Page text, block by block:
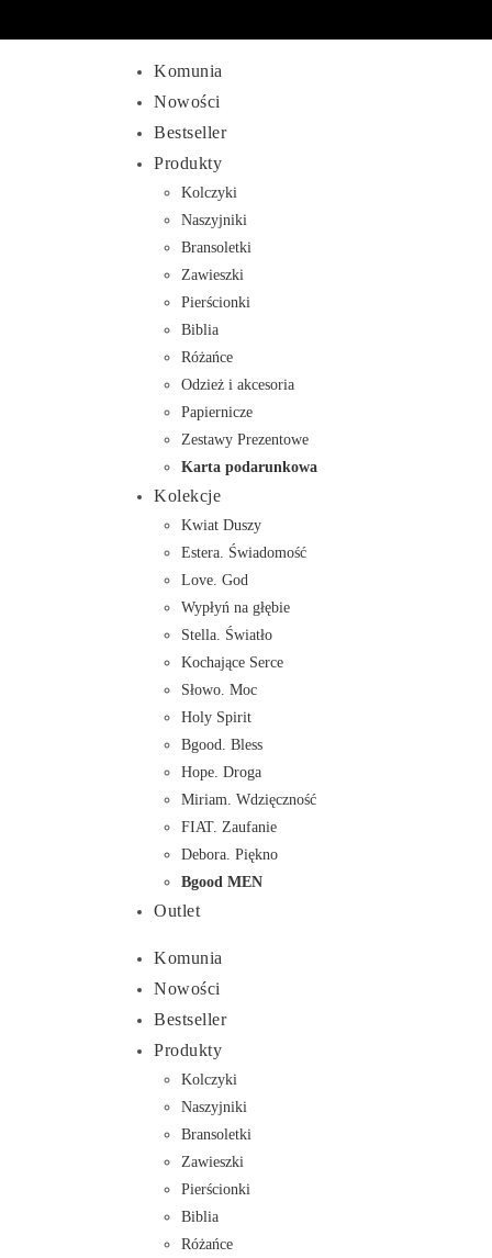
Komunia
Nowości
Bestseller
Produkty
Kolczyki
Naszyjniki
Bransoletki
Zawieszki
Pierścionki
Biblia
Różańce
Odzież i akcesoria
Papiernicze
Zestawy Prezentowe
Karta podarunkowa
Kolekcje
Kwiat Duszy
Estera. Świadomość
Love. God
Wypłyń na głębie
Stella. Światło
Kochające Serce
Słowo. Moc
Holy Spirit
Bgood. Bless
Hope. Droga
Miriam. Wdzięczność
FIAT. Zaufanie
Debora. Piękno
Bgood MEN
Outlet
Komunia
Nowości
Bestseller
Produkty
Kolczyki
Naszyjniki
Bransoletki
Zawieszki
Pierścionki
Biblia
Różańce